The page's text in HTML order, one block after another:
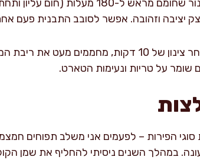
יציבה וזהובה. אפשר לסובב התבנית פעם
הברשה וקישוט: לאחר צינון של 10 דקות,
על טריות ונעימות הטארט.
סוגי הפירות – לפעמים אני משלב תפוחים
במהלך השנים ניסיתי להחליף את שמן